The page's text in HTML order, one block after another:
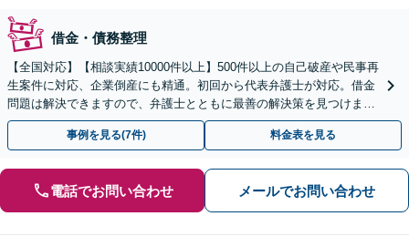
借金・債務整理
【全国対応】【相談実績10000件以上】500件以上の自己破産や民事再
生案件に対応、企業倒産にも精通。初回から代表弁護士が対応。借金
問題は解決できますので、弁護士とともに最善の解決策を見つけまし
ょう【初回相談無料】【法テラス利用可】
事例を見る(7件) 料金表を見る
電話でお問い合わせ メールでお問い合わせ